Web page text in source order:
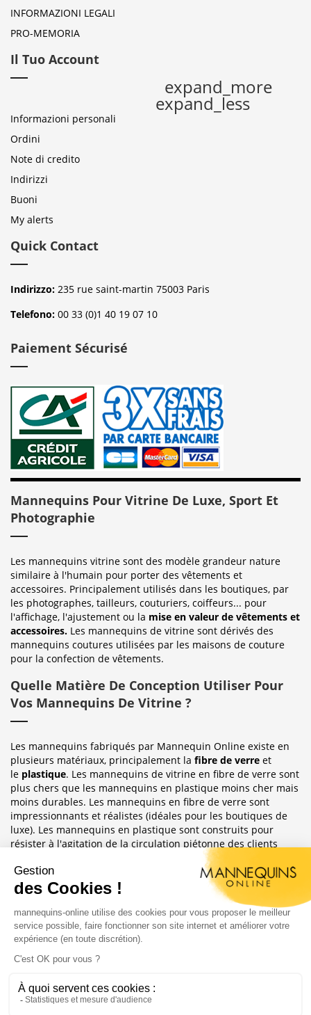
INFORMAZIONI LEGALI
PRO-MEMORIA
Il Tuo Account
expand_more
expand_less
Informazioni personali
Ordini
Note di credito
Indirizzi
Buoni
My alerts
Quick Contact
Indirizzo: 235 rue saint-martin 75003 Paris
Telefono: 00 33 (0)1 40 19 07 10
Paiement Sécurisé
Mannequins Pour Vitrine De Luxe, Sport Et
Photographie
Les mannequins vitrine sont des modèle grandeur nature
similaire à l'humain pour porter des vêtements et
accessoires. Principalement utilisés dans les boutiques, par
les photographes, tailleurs, couturiers, coiffeurs... pour
l'affichage, l'ajustement ou la mise en valeur de vêtements et
accessoires. Les mannequins de vitrine sont dérivés des
mannequins coutures utilisées par les maisons de couture
pour la confection de vêtements.
Quelle Matière De Conception Utiliser Pour
Vos Mannequins De Vitrine ?
Les mannequins fabriqués par Mannequin Online existe en
plusieurs matériaux, principalement la fibre de verre et
le plastique. Les mannequins de vitrine en fibre de verre sont
plus chers que les mannequins en plastique moins cher mais
moins durables. Les mannequins en fibre de verre sont
impressionnants et réalistes (idéales pour les boutiques de
luxe). Les mannequins en plastique sont construits pour
résister à l'agitation de la circulation piétonne des clients
habituellement observée dans le magasin où ils sont placés.
Sublimez Vos Boutiques, Vitrines Et
Les mannequins sont idéales pour les magasins de détail, en
étalages de magasin ou décoration de vitrine. Ils ont
d'afficher leurs produits ou prendre des photos.